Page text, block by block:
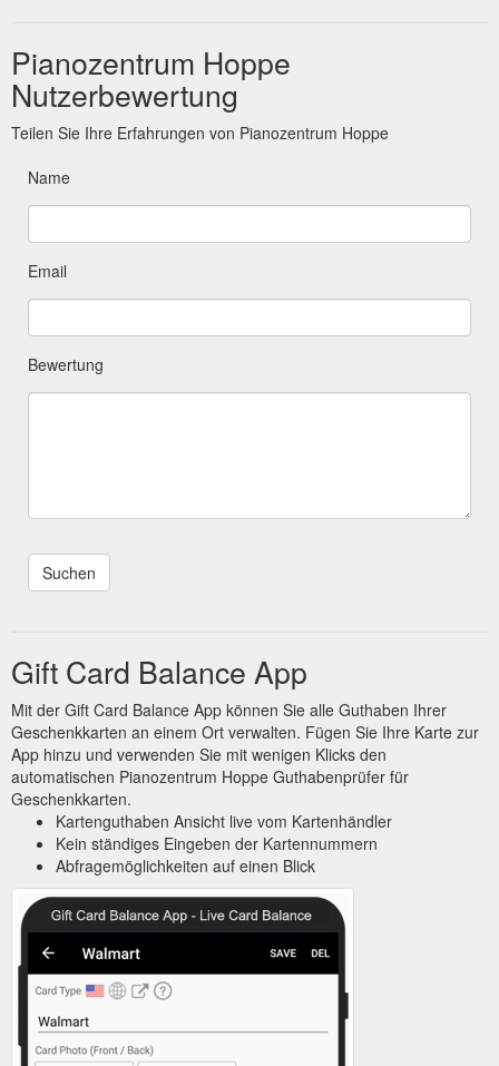
Pianozentrum Hoppe
Nutzerbewertung
Teilen Sie Ihre Erfahrungen von Pianozentrum Hoppe
Name
Email
Bewertung
Gift Card Balance App
Mit der Gift Card Balance App können Sie alle Guthaben Ihrer
Geschenkkarten an einem Ort verwalten. Fügen Sie Ihre Karte zur
App hinzu und verwenden Sie mit wenigen Klicks den
automatischen Pianozentrum Hoppe Guthabenprüfer für
Geschenkkarten.
Kartenguthaben Ansicht live vom Kartenhändler
Kein ständiges Eingeben der Kartennummern
Abfragemöglichkeiten auf einen Blick